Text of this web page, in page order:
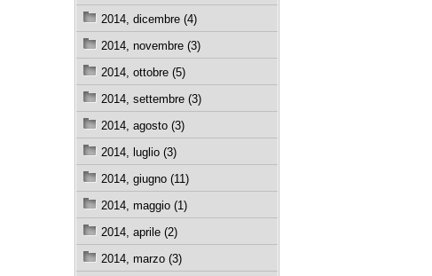
2014, dicembre (4)
2014, novembre (3)
2014, ottobre (5)
2014, settembre (3)
2014, agosto (3)
2014, luglio (3)
2014, giugno (11)
2014, maggio (1)
2014, aprile (2)
2014, marzo (3)